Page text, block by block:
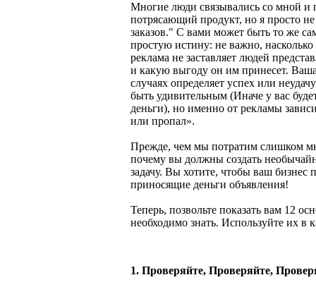
Многие люди связывались со мной и
потрясающий продукт, но я просто
заказов." С вами может быть то же
простую истину: не важно,
реклама не заставляет людей
и какую выгоду он им принесет.
случаях определяет успех или
быть удивительным (Иначе у вас
деньги), но именно от рекламы
или пропал».
Прежде, чем мы потратим слишком
почему вы должны создать
задачу. Вы хотите, чтобы ваш бизнес
приносящие деньги объявления!
Теперь, позвольте показать вам 12
необходимо знать. Используйте их в
1. Проверяйте, Проверяйте,